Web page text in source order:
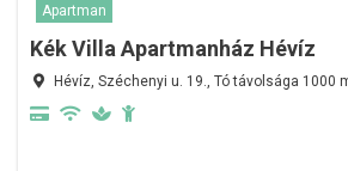
Apartman
Kék Villa Apartmanház Hévíz
Hévíz, Széchenyi u. 19., Tó távolsága 1000